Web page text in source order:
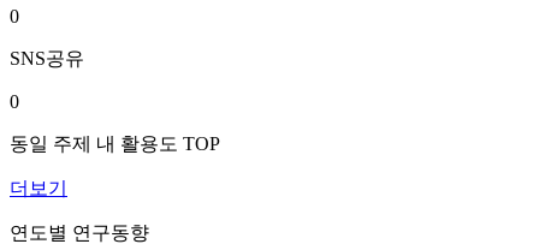
0
SNS공유
0
동일 주제 내 활용도 TOP
더보기
연도별 연구동향